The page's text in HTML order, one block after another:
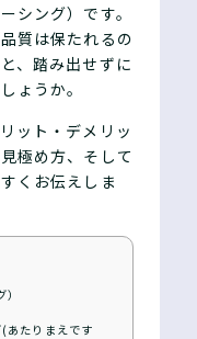
シング）です。
質は保たれるの
、踏み出せずに
ょうか。
ット・デメリッ
極め方、そして
くお伝えしま
あたりまえです